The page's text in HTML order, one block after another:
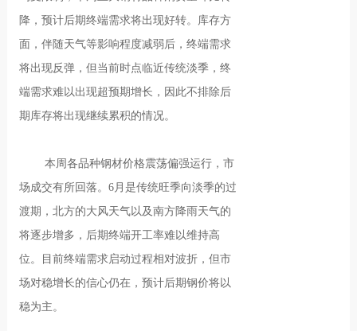
降，预计后期终端需求将出现好转。库存方
面，伴随天气等影响程度减弱后，终端需求
将出现反弹，但当前时点临近传统淡季，终
端需求难以出现超预期增长，因此不排除后
期库存将出现继续累积的情况。
本周各品种钢材价格震荡偏强运行，市
场成交有所回落。6月是传统旺季向淡季的过
渡期，北方的大风天气以及南方降雨天气的
将逐步增多，后期终端开工率难以维持高
位。目前终端需求启动过程相对波折，但市
场对稳增长的信心仍在，预计后期钢价将以
稳为主。